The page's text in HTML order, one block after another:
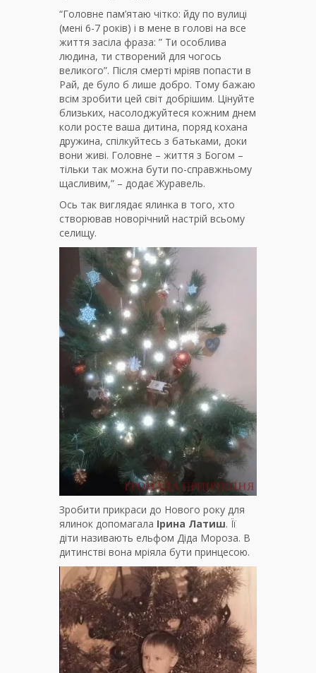
“Головне пам’ятаю чітко: йду по вулиці
(мені 6-7 років) і в мене в голові на все
життя засіла фраза: ” Ти особлива
людина, ти створений для чогось
великого”. Після смерті мріяв попасти в
Рай, де було б лише добро. Тому бажаю
всім зробити цей світ добрішим. Цінуйте
близьких, насолоджуйтеся кожним днем
коли росте ваша дитина, поряд кохана
дружина, спілкуйтесь з батьками, доки
вони живі. Головне – життя з Богом –
тільки так можна бути по-справжньому
щасливим,” – додає Журавель.
Ось так виглядає ялинка в того, хто
створював новорічний настрій всьому
селищу.
Зробити прикраси до Нового року для
ялинок допомагала Ірина Латиш. Її
діти називають ельфом Діда Мороза. В
дитинстві вона мріяла бути принцесою.